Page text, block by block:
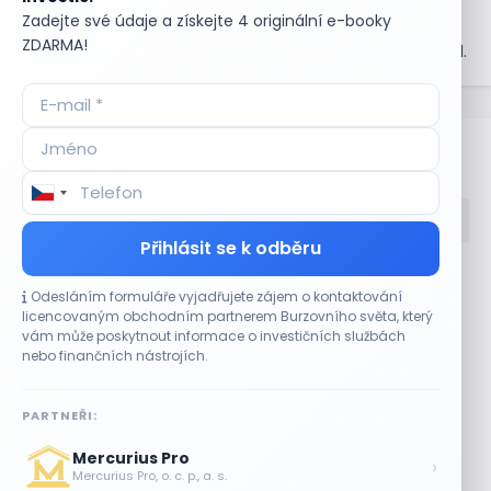
Zadejte své údaje a získejte 4 originální e-booky
ZDARMA!
Přihlásit se k odběru
Odesláním formuláře vyjadřujete zájem o kontaktování
licencovaným obchodním partnerem Burzovního světa, který
vám může poskytnout informace o investičních službách
nebo finančních nástrojích.
PARTNEŘI:
Mercurius Pro
Mercurius Pro, o. c. p., a. s. ›
prvkem finančního systému, který umožňuje věřitelům
investovat své peníze a dlužníkům získat potřebný kapitál.
Bullionářův slovníček
Accumulate
ADR (Americké
depozitní certifikáty)
Advokátní úschova
Akcie na doručitele
Akcie prioritní
Akciové riziko (Risk On
Komoditní trhy
Komunální dluhopisy
Kontinuální režim
Konvertibilní obligace
Krátká pozice (short